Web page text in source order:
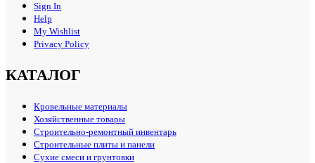
Sign In
Help
My Wishlist
Privacy Policy
КАТАЛОГ
Кровельные материалы
Хозяйственные товары
Строительно-ремонтный инвентарь
Строительные плиты и панели
Сухие смеси и грунтовки